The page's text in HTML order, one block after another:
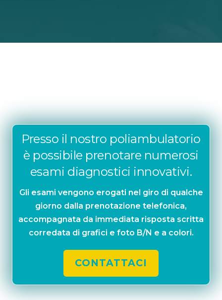
Presso il nostro poliambulatorio
è possibile prenotare numerosi
esami diagnostici innovativi.
Gli esami vengono erogati nel giro di qualche
giorno dalla prenotazione telefonica,
accompagnata da immediata risposta scritta
corredata di grafici e foto B/N e a colori.
CONTATTACI